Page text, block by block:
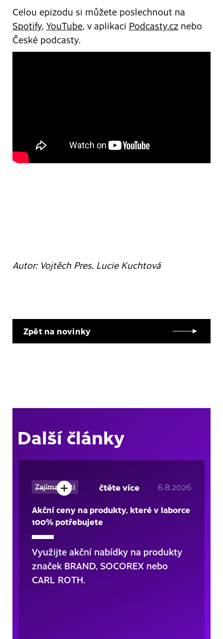
Celou epizodu si můžete poslechnout na
Spotify, YouTube, v aplikaci Podcasty.cz nebo
České podcasty.
Autor: Vojtěch Pres, Lucie Kuchtová
Zpět na novinky
Další články
Zajímavosti 6.8.2026
Akční ceny na produkty, které v laborce
100% potřebujete
Využijte akční nabídky na produkty
značek BRAND, SOCOREX nebo
CARL ROTH.
čtěte více